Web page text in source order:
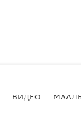
ВИДЕО